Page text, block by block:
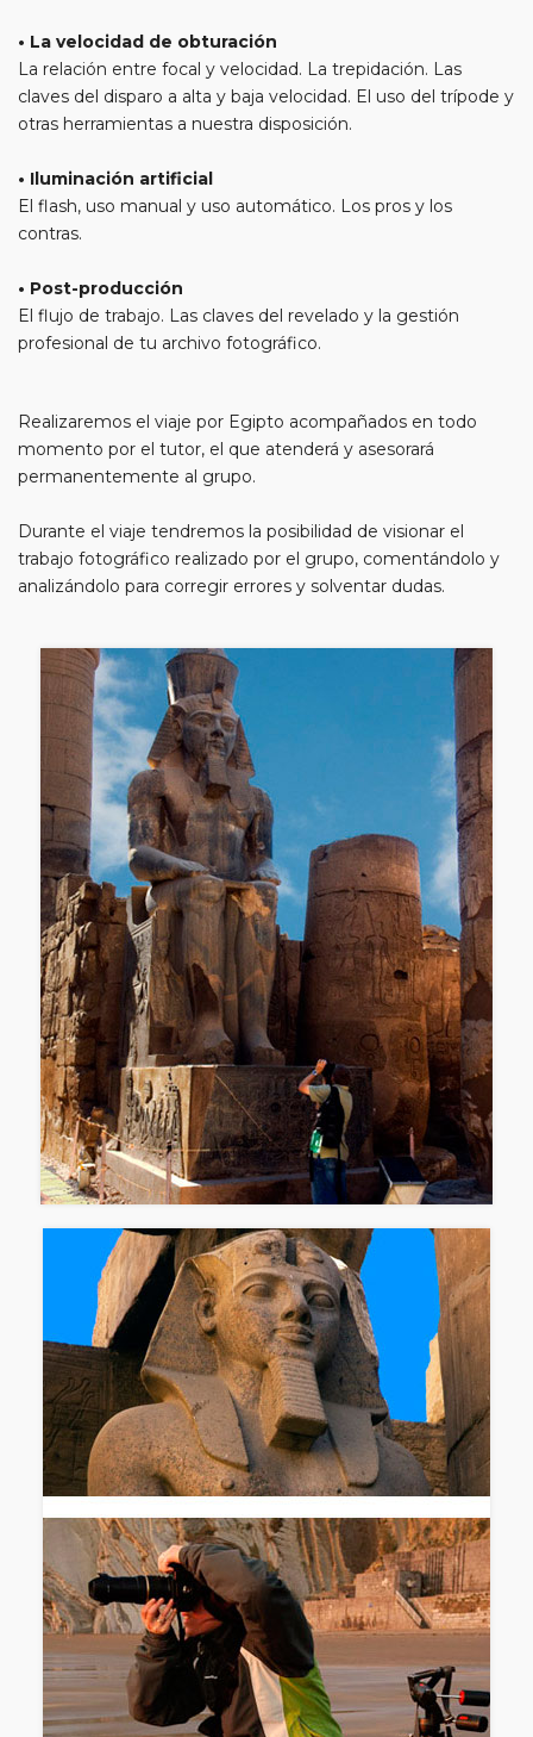
• La velocidad de obturación
La relación entre focal y velocidad. La trepidación. Las
claves del disparo a alta y baja velocidad. El uso del trípode y
otras herramientas a nuestra disposición.
• Iluminación artificial
El flash, uso manual y uso automático. Los pros y los
contras.
• Post-producción
El flujo de trabajo. Las claves del revelado y la gestión
profesional de tu archivo fotográfico.
Realizaremos el viaje por Egipto acompañados en todo
momento por el tutor, el que atenderá y asesorará
permanentemente al grupo.
Durante el viaje tendremos la posibilidad de visionar el
trabajo fotográfico realizado por el grupo, comentándolo y
analizándolo para corregir errores y solventar dudas.